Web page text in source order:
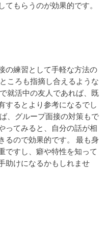
もらうのが効果的です。
の練習として手軽な方法の
ころも指摘し合えるような
就活中の友人であれば、既
するとより参考になるでし
、グループ面接の対策もで
ってみると、自分の話が相
るので効果的です。 最も身
ですし、癖や特性を知って
助けになるかもしれませ